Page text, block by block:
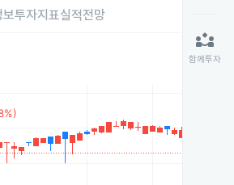
보투자지표실적전망
partner_exchange
함께투자